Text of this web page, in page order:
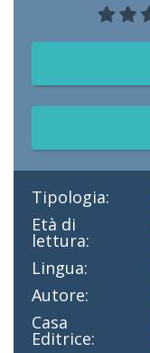
Tipologia:
Età di
lettura:
Lingua:
Autore:
Casa
Editrice: